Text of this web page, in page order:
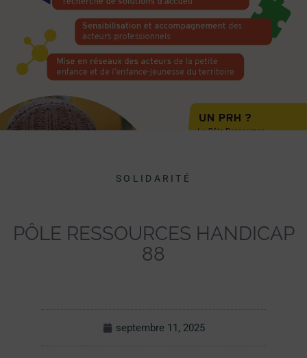
SOLIDARITÉ
PÔLE RESSOURCES HANDICAP
88
septembre 11, 2025